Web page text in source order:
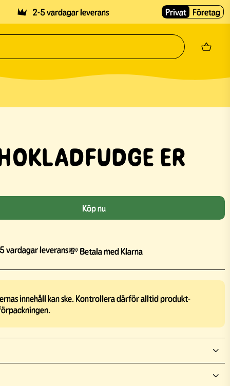
2-5 vardagar leverans Privat Företag
ER
Köp nu
vardagar leverans💸 Betala med Klarna
innehåll kan ske. Kontrollera därför alltid produkt-